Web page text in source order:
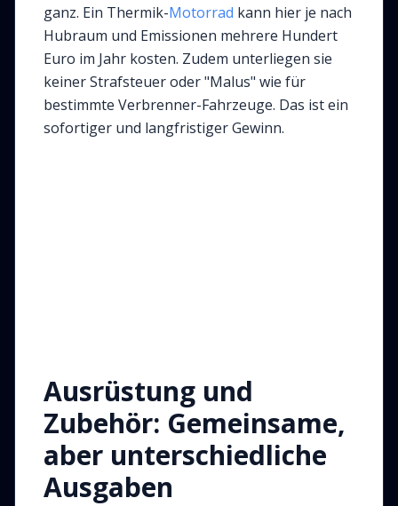
ganz. Ein Thermik-Motorrad kann hier je nach
Hubraum und Emissionen mehrere Hundert
Euro im Jahr kosten. Zudem unterliegen sie
keiner Strafsteuer oder "Malus" wie für
bestimmte Verbrenner-Fahrzeuge. Das ist ein
sofortiger und langfristiger Gewinn.
Ausrüstung und
Zubehör: Gemeinsame,
aber unterschiedliche
Ausgaben